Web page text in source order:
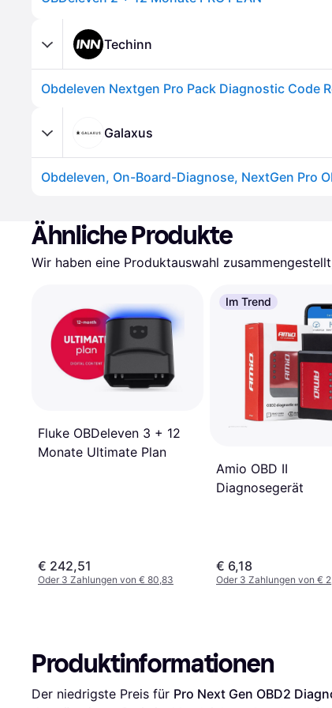
Techinn
Galaxus
Obdeleven, On-Board-Diagnose, NextGen Pro
Ähnliche Produkte
Wir haben eine Produktauswahl
Fluke OBDeleven 3 + 12
Monate Ultimate Plan
€ 242,51
Oder 3 Zahlungen von € 80,83
Im Trend
Amio OBD II
Diagnosegerät
€ 6,18
Oder 3 Zahlungen von €
Produktinformationen
Der niedrigste Preis für Pro Next Gen OBD2